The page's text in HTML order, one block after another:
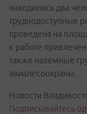
находились два
труднодоступные
проведена на
к работе
также наземные
авиалесоохраны.
Новости
Подписывайтесь